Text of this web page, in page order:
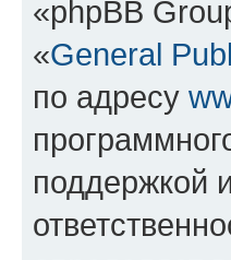
«phpBB
«General
по адресу
поддержкой